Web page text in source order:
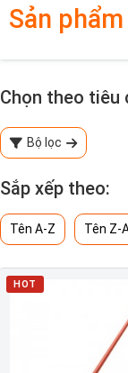
Sản
Chọn theo tiêu
Bộ lọc
Sắp xếp theo:
Tên A-Z Tên Z-
HOT